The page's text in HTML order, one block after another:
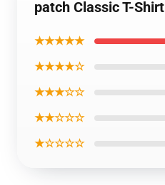
patch Classic T-Shirt
★★★★★
★★★★☆
★★★☆☆
★★☆☆☆
★☆☆☆☆